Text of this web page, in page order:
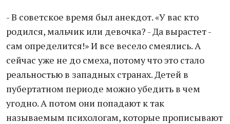
- В советское время был анекдот. «У вас кто
родился, мальчик или девочка? - Да вырастет -
сам определится!» И все весело смеялись. А
сейчас уже не до смеха, потому что это стало
реальностью в западных странах. Детей в
пубертатном периоде можно убедить в чем
угодно. А потом они попадают к так
называемым психологам, которые прописывают